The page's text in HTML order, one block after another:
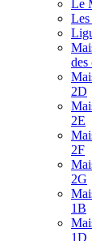
Le
des
2D
2E
2F
2G
1B
1D